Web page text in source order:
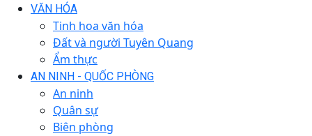
VĂN HÓA
Tinh hoa văn hóa
Đất và người Tuyên Quang
Ẩm thực
AN NINH - QUỐC PHÒNG
An ninh
Quân sự
Biên phòng